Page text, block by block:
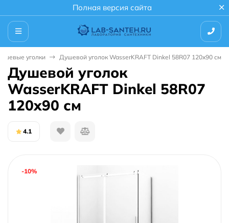
Полная версия сайта
уголки Душевой уголок WasserKRAFT Dinkel 58R07 120x90 см
Душевой уголок
WasserKRAFT Dinkel 58R07
120x90 см
4.1
-10%